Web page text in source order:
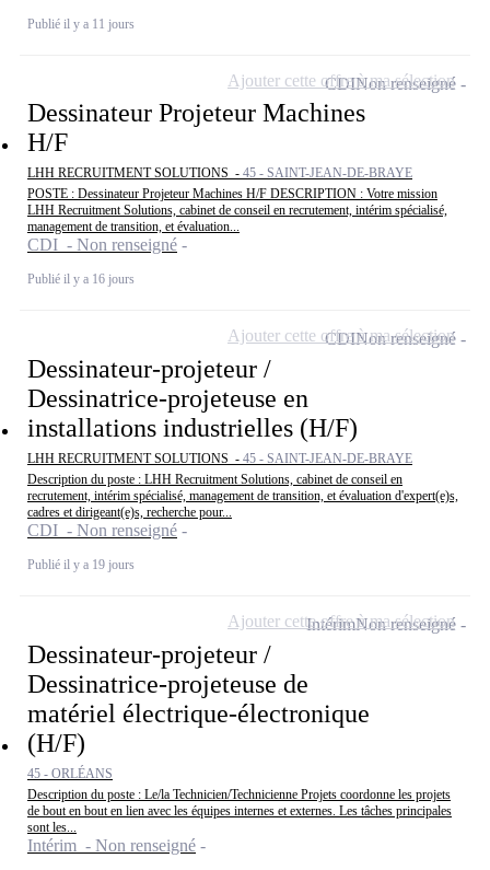
Publié il y a 11 jours
Dessinateur Projeteur Machines
H/F
LHH RECRUITMENT SOLUTIONS - 45 - SAINT-JEAN-DE-BRAYE
POSTE : Dessinateur Projeteur Machines H/F DESCRIPTION : Votre mission
LHH Recruitment Solutions, cabinet de conseil en recrutement, intérim spécialisé,
management de transition, et évaluation...
CDI - Non renseigné
Publié il y a 16 jours
CDINon renseigné
Ajouter cette offre à ma sélection
Dessinateur-projeteur /
Dessinatrice-projeteuse en
installations industrielles (H/F)
LHH RECRUITMENT SOLUTIONS - 45 - SAINT-JEAN-DE-BRAYE
Description du poste : LHH Recruitment Solutions, cabinet de conseil en
recrutement, intérim spécialisé, management de transition, et évaluation d'expert(e)s,
cadres et dirigeant(e)s, recherche pour...
CDI - Non renseigné
Publié il y a 19 jours
CDINon renseigné
Ajouter cette offre à ma sélection
Dessinateur-projeteur /
Dessinatrice-projeteuse de
matériel électrique-électronique
(H/F)
45 - ORLÉANS
Description du poste : Le/la Technicien/Technicienne Projets coordonne les projets
de bout en bout en lien avec les équipes internes et externes. Les tâches principales
sont les...
Intérim - Non renseigné
IntérimNon renseigné
Ajouter cette offre à ma sélection